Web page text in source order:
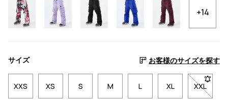
+14
サイズ お客様のサイズを探す
XXS XS S M L XL XXL- サイズ